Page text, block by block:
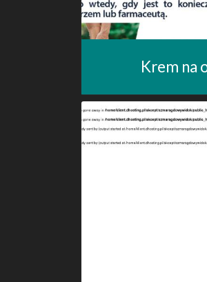
Krem na